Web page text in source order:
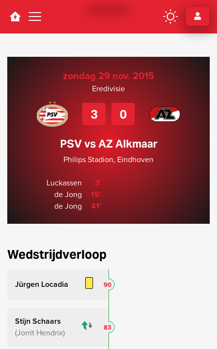
Navigation
zondag 29 nov. 2015
Eredivisie
3 0
PSV vs AZ Alkmaar
Philips Stadion, Eindhoven
Luckassen
3'
de Jong
15'
de Jong
41'
Wedstrijdverloop
Jürgen Locadia 90
Stijn Schaars
Jorrit Hendrix
83